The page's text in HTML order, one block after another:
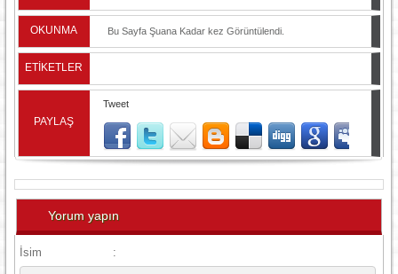
OKUNMA Bu Sayfa Şuana Kadar kez Görüntülendi.
ETİKETLER
PAYLAŞ
Tweet
Yorum yapın
İsim :